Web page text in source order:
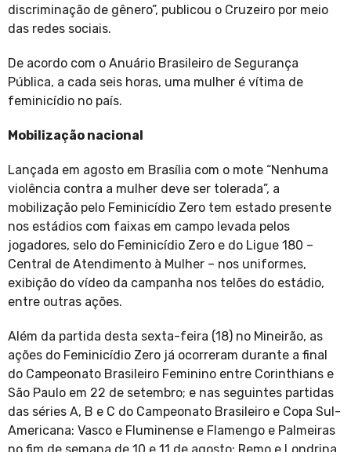
discriminação de gênero”, publicou o Cruzeiro por meio
das redes sociais.
De acordo com o Anuário Brasileiro de Segurança
Pública, a cada seis horas, uma mulher é vítima de
feminicídio no país.
Mobilização nacional
Lançada em agosto em Brasília com o mote “Nenhuma
violência contra a mulher deve ser tolerada”, a
mobilização pelo Feminicídio Zero tem estado presente
nos estádios com faixas em campo levada pelos
jogadores, selo do Feminicídio Zero e do Ligue 180 –
Central de Atendimento à Mulher – nos uniformes,
exibição do vídeo da campanha nos telões do estádio,
entre outras ações.
Além da partida desta sexta-feira (18) no Mineirão, as
ações do Feminicídio Zero já ocorreram durante a final
do Campeonato Brasileiro Feminino entre Corinthians e
São Paulo em 22 de setembro; e nas seguintes partidas
das séries A, B e C do Campeonato Brasileiro e Copa Sul-
Americana: Vasco e Fluminense e Flamengo e Palmeiras